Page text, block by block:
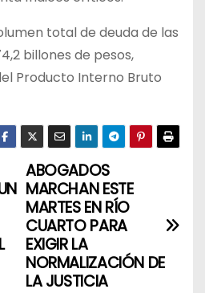
total de deuda de las
billones de pesos,
Producto Interno Bruto
ABOGADOS
MARCHAN ESTE
MARTES EN RÍO
CUARTO PARA
EXIGIR LA
NORMALIZACIÓN DE
LA JUSTICIA